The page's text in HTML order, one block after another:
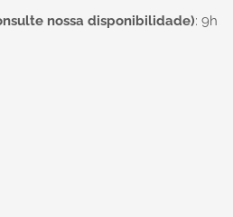
nossa disponibilidade): 9h